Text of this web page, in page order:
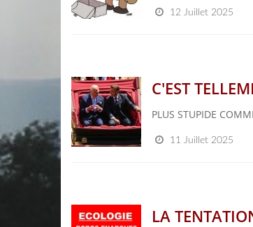
12 Juillet 2025
C'EST
PLUS STUPIDE
11 Juillet 2025
LA